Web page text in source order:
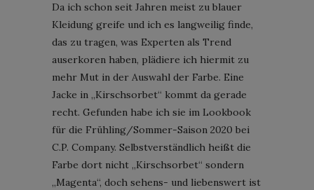
Da ich schon seit Jahren meist zu blauer
Kleidung greife und ich es langweilig finde,
das zu tragen, was Experten als Trend
auserkoren haben, plädiere ich hiermit zu
mehr Mut in der Auswahl der Farbe. Eine
Jacke in „Kirschsorbet“ kommt da gerade
recht. Gefunden habe ich sie im Lookbook
für die Frühling/Sommer-Saison 2020 bei
C.P. Company. Selbstverständlich heißt die
Farbe dort nicht „Kirschsorbet“ sondern
„Magenta“, doch sehens- und liebenswert ist